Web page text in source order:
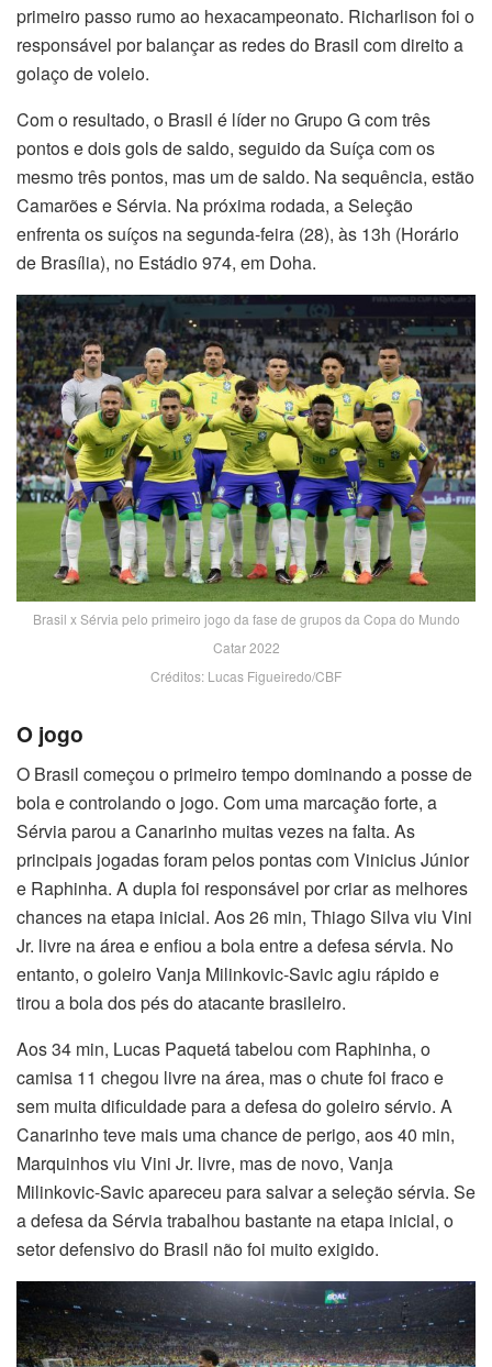
primeiro passo rumo ao hexacampeonato. Richarlison foi o
responsável por balançar as redes do Brasil com direito a
golaço de voleio.
Com o resultado, o Brasil é líder no Grupo G com três
pontos e dois gols de saldo, seguido da Suíça com os
mesmo três pontos, mas um de saldo. Na sequência, estão
Camarões e Sérvia. Na próxima rodada, a Seleção
enfrenta os suíços na segunda-feira (28), às 13h (Horário
de Brasília), no Estádio 974, em Doha.
Brasil x Sérvia pelo primeiro jogo da fase de grupos da Copa do Mundo
Catar 2022
Créditos: Lucas Figueiredo/CBF
O jogo
O Brasil começou o primeiro tempo dominando a posse de
bola e controlando o jogo. Com uma marcação forte, a
Sérvia parou a Canarinho muitas vezes na falta. As
principais jogadas foram pelos pontas com Vinicius Júnior
e Raphinha. A dupla foi responsável por criar as melhores
chances na etapa inicial. Aos 26 min, Thiago Silva viu Vini
Jr. livre na área e enfiou a bola entre a defesa sérvia. No
entanto, o goleiro Vanja Milinkovic-Savic agiu rápido e
tirou a bola dos pés do atacante brasileiro.
Aos 34 min, Lucas Paquetá tabelou com Raphinha, o
camisa 11 chegou livre na área, mas o chute foi fraco e
sem muita dificuldade para a defesa do goleiro sérvio. A
Canarinho teve mais uma chance de perigo, aos 40 min,
Marquinhos viu Vini Jr. livre, mas de novo, Vanja
Milinkovic-Savic apareceu para salvar a seleção sérvia. Se
a defesa da Sérvia trabalhou bastante na etapa inicial, o
setor defensivo do Brasil não foi muito exigido.